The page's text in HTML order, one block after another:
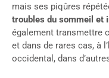
mais ses piqûres
troubles du sommeil et
également transmettre
et dans de rares cas, à
occidental, dans